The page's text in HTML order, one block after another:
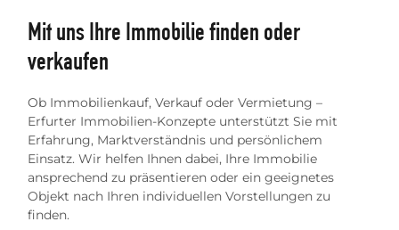
Mit uns Ihre Immobilie finden oder
verkaufen
Ob Immobilienkauf, Verkauf oder Vermietung –
Erfurter Immobilien-Konzepte unterstützt Sie mit
Erfahrung, Marktverständnis und persönlichem
Einsatz. Wir helfen Ihnen dabei, Ihre Immobilie
ansprechend zu präsentieren oder ein geeignetes
Objekt nach Ihren individuellen Vorstellungen zu
finden.